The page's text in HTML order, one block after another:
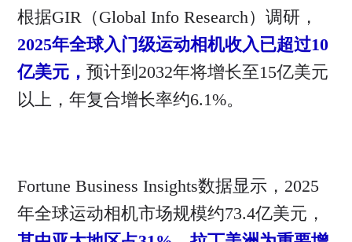
根据GIR（Global Info Research）调研，
2025年全球入门级运动相机收入已超过10
亿美元， 预计到2032年将增长至15亿美元
以上，年复合增长率约6.1%。
Fortune Business Insights数据显示，2025
年全球运动相机市场规模约73.4亿美元，